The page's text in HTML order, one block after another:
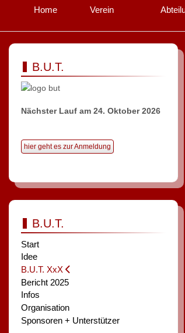
Home Verein
B.U.T.
Nächster Lauf am 24. Oktober 2026
hier geht es zur Anmeldung
B.U.T.
Start
Idee
B.U.T. XxX
Bericht 2025
Infos
Organisation
Sponsoren + Unterstützer